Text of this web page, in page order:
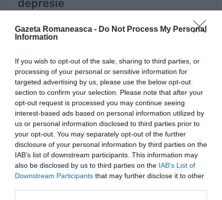
Gazeta Romaneasca - Do Not Process My Personal
Information
If you wish to opt-out of the sale, sharing to third parties, or
processing of your personal or sensitive information for
targeted advertising by us, please use the below opt-out
section to confirm your selection. Please note that after your
opt-out request is processed you may continue seeing
interest-based ads based on personal information utilized by
us or personal information disclosed to third parties prior to
your opt-out. You may separately opt-out of the further
disclosure of your personal information by third parties on the
IAB’s list of downstream participants. This information may
also be disclosed by us to third parties on the IAB’s List of
Downstream Participants that may further disclose it to other